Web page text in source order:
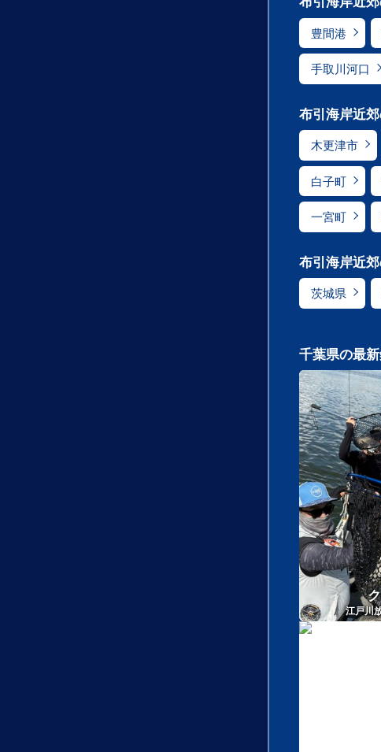
豊間港
手取川河口
布引海岸近
木更津市
白子町
一宮町
布引海岸近
茨城県
千葉県の最
江戸川